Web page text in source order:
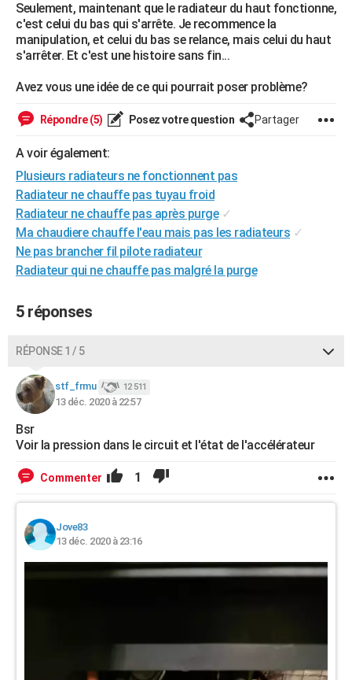
Art de vivre
Bien-être
Loisirs
Mode
Modes de vie
SANTE
Alimentation
Guide de la santé
Maladies
Médicaments
Sommeil
VOYAGE
PHOTO
GUIDES D'ACHAT
CARTE DE VOEUX
Carte de Noël
Carte Bonne année
Carte Saint-Valentin
Carte Pâques
Carte d'anniversaire
DICTIONNAIRE
Dictionnaire
Biographies
Citations
Expressions
Proverbes
PROGRAMME TV
COPAINS D'AVANT
AVIS DE DÉCÈS
Seulement, maintenant que le radiateur du haut fonctionne,
c'est celui du bas qui s'arrête. Je recommence la
manipulation, et celui du bas se relance, mais celui du haut
s'arrêter. Et c'est une histoire sans fin...
Avez vous une idée de ce qui pourrait poser problème?
Répondre (5) Posez votre question Partager
A voir également:
Plusieurs radiateurs ne fonctionnent pas
Radiateur ne chauffe pas tuyau froid
Radiateur ne chauffe pas après purge ✓
Ma chaudiere chauffe l'eau mais pas les radiateurs ✓
Ne pas brancher fil pilote radiateur
Radiateur qui ne chauffe pas malgré la purge
5 réponses
RÉPONSE 1 / 5
stf_frmu 12 511
13 déc. 2020 à 22:57
Bsr
Voir la pression dans le circuit et l'état de l'accélérateur
Commenter 1
Jove83
13 déc. 2020 à 23:16